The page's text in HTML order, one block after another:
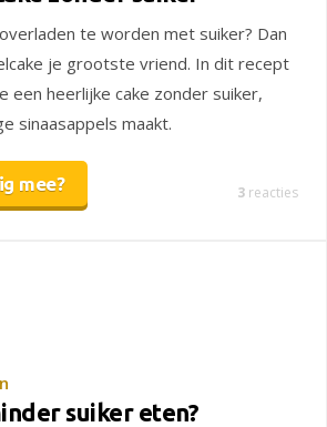
te worden met suiker? Dan
je grootste vriend. In dit recept
een heerlijke cake zonder suiker,
sinaasappels maakt.
mee? 3 reacties
suiker eten?